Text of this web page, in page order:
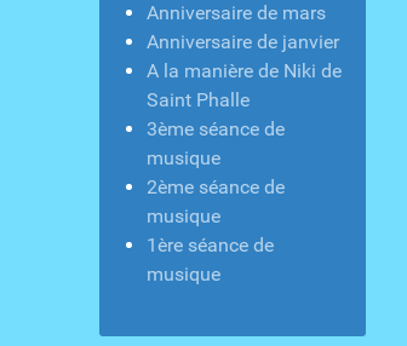
Anniversaire de mars
Anniversaire de janvier
A la manière de Niki de
Saint Phalle
3ème séance de
musique
2ème séance de
musique
1ère séance de
musique